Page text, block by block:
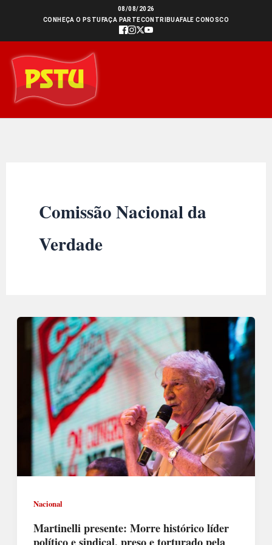
conteúdo
08/08/2026
CONHEÇA O PSTU FAÇA PARTECONTRIBUAFALE CONOSCO
Comissão Nacional da
Verdade
Nacional
Martinelli presente: Morre histórico líder